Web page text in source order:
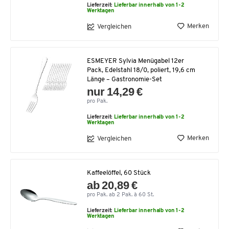
Lieferzeit: Lieferbar innerhalb von 1-2
Werktagen
Vergleichen Merken
ESMEYER Sylvia Menügabel 12er
Pack, Edelstahl 18/0, poliert, 19,6 cm
Länge – Gastronomie-Set
nur 14,29 €
pro Pak.
Lieferzeit: Lieferbar innerhalb von 1-2
Werktagen
Vergleichen Merken
Kaffeelöffel, 60 Stück
ab 20,89 €
pro Pak. ab 2 Pak. à 60 St.
Lieferzeit: Lieferbar innerhalb von 1-2
Werktagen